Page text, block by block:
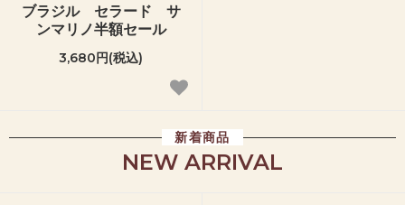
ブラジル セラード サ
ンマリノ半額セール
3,680円(税込)
新着商品
NEW ARRIVAL